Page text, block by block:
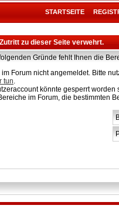
STARTSEITE
zu dieser Seite verwehrt.
Gründe fehlt Ihnen die
Forum nicht angemeldet. Bitte
tun.
könnte gesperrt
im Forum, die bestimmten